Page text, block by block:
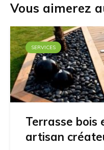
Vous aimerez
SERVICES
Terrasse bois
artisan